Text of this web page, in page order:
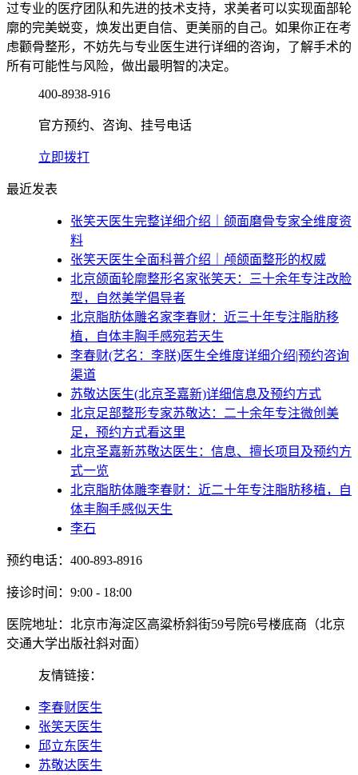
过专业的医疗团队和先进的技术支持，求美者可以实现面部轮
廓的完美蜕变，焕发出更自信、更美丽的自己。如果你正在考
虑颧骨整形，不妨先与专业医生进行详细的咨询，了解手术的
所有可能性与风险，做出最明智的决定。
400-8938-916
官方预约、咨询、挂号电话
立即拨打
最近发表
张笑天医生完整详细介绍｜颌面磨骨专家全维度资
料
张笑天医生全面科普介绍｜颅颌面整形的权威
北京颌面轮廓整形名家张笑天：三十余年专注改脸
型，自然美学倡导者
北京脂肪体雕名家李春财：近三十年专注脂肪移
植，自体丰胸手感宛若天生
李春财(艺名：李朕)医生全维度详细介绍|预约咨询
渠道
苏敬达医生(北京圣嘉新)详细信息及预约方式
北京足部整形专家苏敬达：二十余年专注微创美
足，预约方式看这里
北京圣嘉新苏敬达医生：信息、擅长项目及预约方
式一览
北京脂肪体雕李春财：近二十年专注脂肪移植，自
体丰胸手感似天生
李石
预约电话：400-893-8916
接诊时间：9:00 - 18:00
医院地址：北京市海淀区高粱桥斜街59号院6号楼底商（北京
交通大学出版社斜对面）
友情链接：
李春财医生
张笑天医生
邱立东医生
苏敬达医生